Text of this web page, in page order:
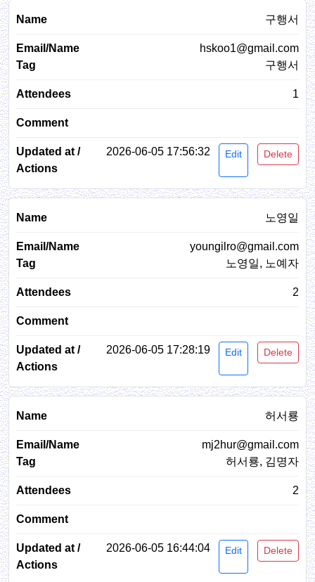
구행서
hskoo1@gmail.com
구행서
1
2026-06-05 17:56:32 Edit Delete
노영일
youngilro@gmail.com
노영일, 노예자
2
2026-06-05 17:28:19 Edit Delete
허서룡
mj2hur@gmail.com
허서룡, 김명자
2
2026-06-05 16:44:04 Edit Delete